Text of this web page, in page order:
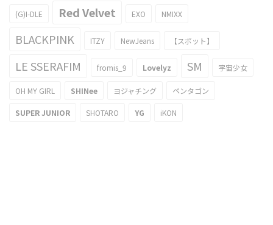
(G)I-DLE Red Velvet EXO NMIXX
BLACKPINK ITZY NewJeans 【スポット】
LE SSERAFIM fromis_9 Lovelyz SM 宇宙少女
OH MY GIRL SHINee ヨジャチング ペンタゴン
SUPER JUNIOR SHOTARO YG iKON